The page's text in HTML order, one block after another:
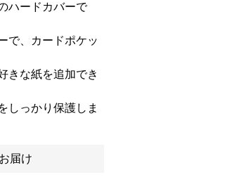
ハードカバーで
で、カードポケッ
きな紙を追加でき
しっかり保護しま
届け